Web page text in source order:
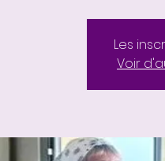
Les
Voir